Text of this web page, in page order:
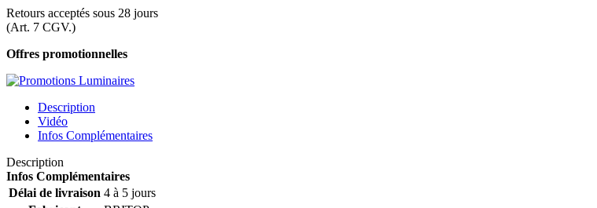
Retours acceptés sous 28 jours
(Art. 7 CGV.)
Offres promotionnelles
Description
Vidéo
Infos Complémentaires
Description
Infos Complémentaires
Délai de livraison 4 à 5 jours